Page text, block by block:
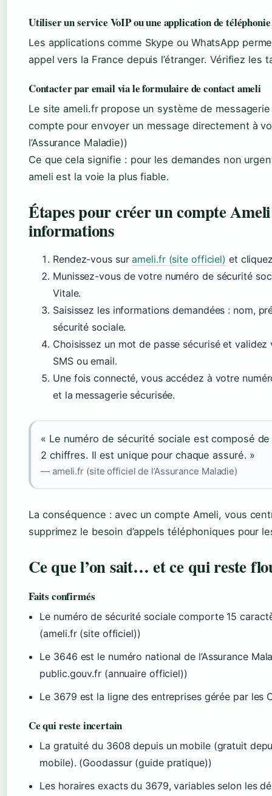
Utiliser un service VoIP ou une application de téléphonie
Les applications comme Skype ou WhatsApp
appel vers la France depuis l’étranger. Vérifiez les
Contacter par email via le formulaire de contact ameli
Le site ameli.fr propose un système de
compte pour envoyer un message directement à
l’Assurance Maladie))
Ce que cela signifie : pour les demandes non
ameli est la voie la plus fiable.
Étapes pour créer un compte Ameli
informations
Rendez-vous surameli.fr (site officiel) et
Munissez-vous de votre numéro de sécurité
Vitale.
Saisissez les informations demandées : nom,
sécurité sociale.
Choisissez un mot de passe sécurisé et
SMS ou email.
Une fois connecté, vous accédez à votre
et la messagerie sécurisée.
« Le numéro de sécurité sociale est composé
2 chiffres. Il est unique pour chaque assuré. »
— ameli.fr (site officiel de l’Assurance Maladie)
La conséquence : avec un compte Ameli, vous
supprimez le besoin d’appels téléphoniques pour
Ce que l’on sait… et ce qui reste
Faits confirmés
Le numéro de sécurité sociale comporte 15
(ameli.fr (site officiel))
Le 3646 est le numéro national de l’Assurance
public.gouv.fr (annuaire officiel))
Le 3679 est la ligne des entreprises gérée par les
Ce qui reste incertain
La gratuité du 3608 depuis un mobile (gratuit
mobile). (Goodassur (guide pratique))
Les horaires exacts du 3679, variables selon les